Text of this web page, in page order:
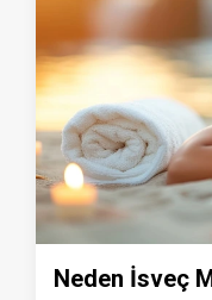
Neden İsveç